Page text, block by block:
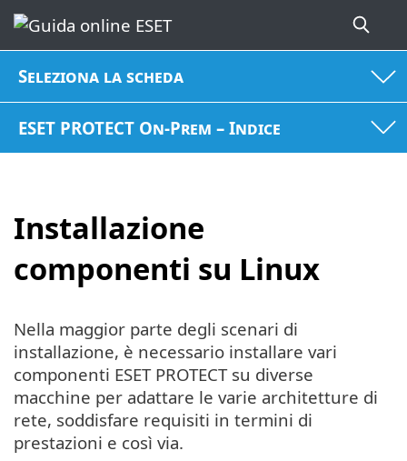
Seleziona la scheda
ESET PROTECT On-Prem – Indice
Installazione
componenti su Linux
Nella maggior parte degli scenari di
installazione, è necessario installare vari
componenti ESET PROTECT su diverse
macchine per adattare le varie architetture di
rete, soddisfare requisiti in termini di
prestazioni e così via.